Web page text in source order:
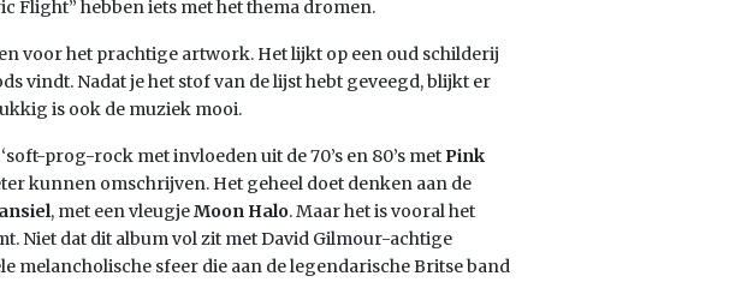
Flight” hebben iets met het thema dromen.
voor het prachtige artwork. Het lijkt op een oud schilderij
vindt. Nadat je het stof van de lijst hebt geveegd, blijkt er
is ook de muziek mooi.
prog-rock met invloeden uit de 70’s en 80’s met Pink
kunnen omschrijven. Het geheel doet denken aan de
, met een vleugjeMoon Halo. Maar het is vooral het
Niet dat dit album vol zit met David Gilmour-achtige
melancholische sfeer die aan de legendarische Britse band